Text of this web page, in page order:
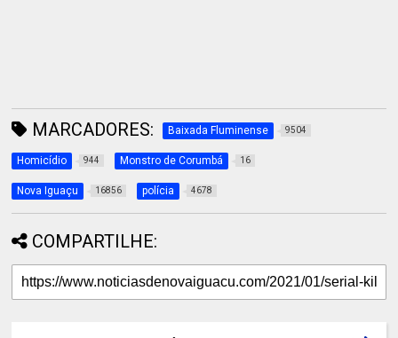
MARCADORES: Baixada Fluminense 9504
Homicídio 944 Monstro de Corumbá 16
Nova Iguaçu 16856 polícia 4678
COMPARTILHE: